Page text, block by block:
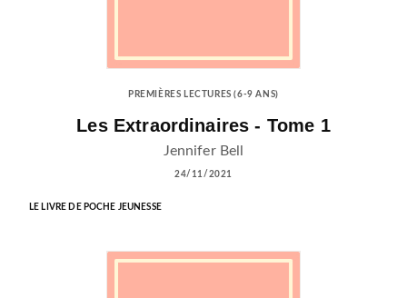
PREMIÈRES LECTURES (6-9 ANS)
Les Extraordinaires - Tome 1
Jennifer Bell
24/11/2021
LE LIVRE DE POCHE JEUNESSE